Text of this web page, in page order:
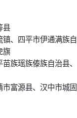
县
、四平市伊通满族自
旗
族瑶族傣族自治县、
富源县、汉中市城固